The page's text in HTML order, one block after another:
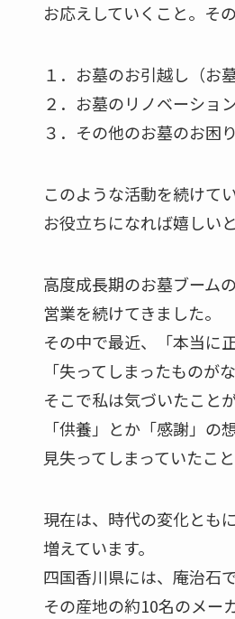
お応えしていくこと。そ
１．お墓のお引越し（お
２．お墓のリノベーショ
３．その他のお墓のお困
このような活動を続けて
お役立ちになれば嬉しい
高度成長期のお墓ブーム
営業を続けてきました。
その中で最近、「本当に
「失ってしまったものが
そこで私は気づいたこと
「供養」とか「感謝」
見失ってしまっていたこと
現在は、時代の変化とも
増えています。
四国香川県には、庵治石
その産地の約10名のメー